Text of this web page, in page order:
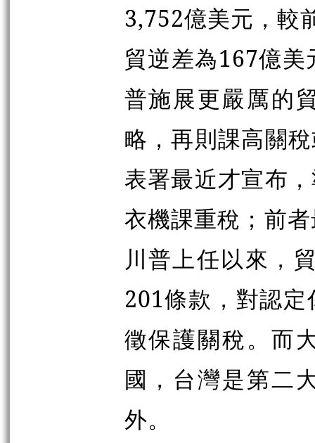
3,752億美元，較
貿逆差為167億
普施展更嚴厲的
略，再則課高關
表署最近才宣布
衣機課重稅；前
川普上任以來，
201條款，對認
徵保護關稅。而
國，台灣是第二
外。